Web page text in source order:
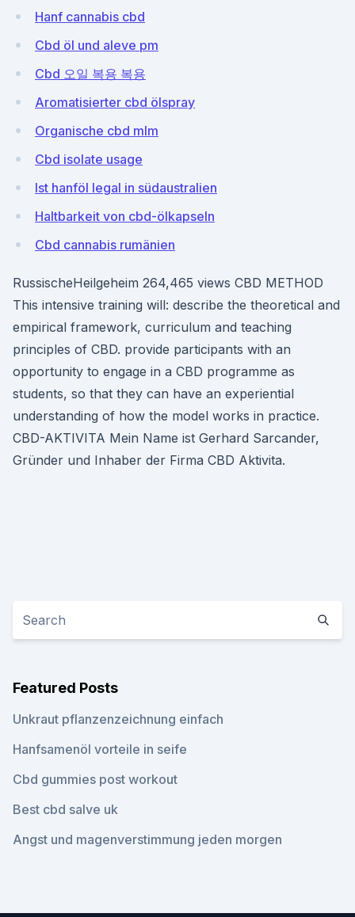
Hanf cannabis cbd
Cbd öl und aleve pm
Cbd 오일 복용 복용
Aromatisierter cbd ölspray
Organische cbd mlm
Cbd isolate usage
Ist hanföl legal in südaustralien
Haltbarkeit von cbd-ölkapseln
Cbd cannabis rumänien
RussischeHeilgeheim 264,465 views CBD METHOD
This intensive training will: describe the theoretical and
empirical framework, curriculum and teaching
principles of CBD. provide participants with an
opportunity to engage in a CBD programme as
students, so that they can have an experiential
understanding of how the model works in practice.
CBD-AKTIVITA Mein Name ist Gerhard Sarcander,
Gründer und Inhaber der Firma CBD Aktivita.
Featured Posts
Unkraut pflanzenzeichnung einfach
Hanfsamenöl vorteile in seife
Cbd gummies post workout
Best cbd salve uk
Angst und magenverstimmung jeden morgen